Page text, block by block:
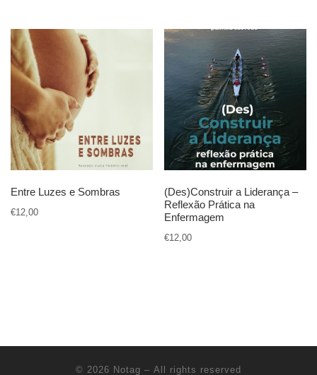
Entre Luzes e Sombras
€12,00
(Des)Construir a Liderança –
Reflexão Prática na
Enfermagem
€12,00
© 2026 Notag – All rights reserved